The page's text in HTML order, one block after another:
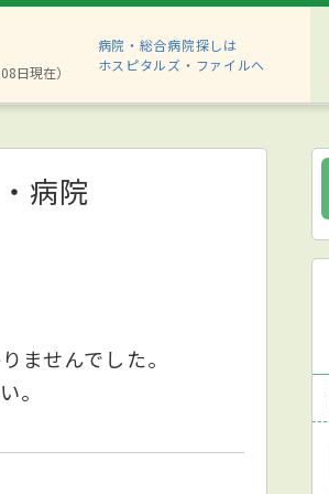
日現在）
病院・総合病院探しは
ホスピタルズ・ファイルへ
病院
ませんでした。
。